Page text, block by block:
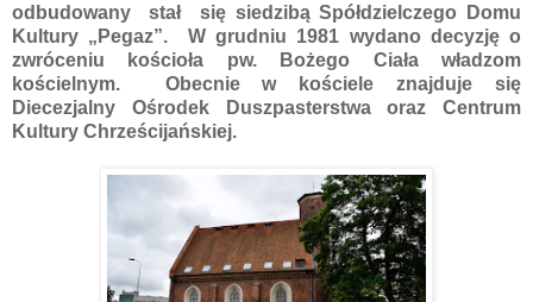
odbudowany stał się siedzibą Spółdzielczego Domu
Kultury „Pegaz”. W grudniu 1981 wydano decyzję o
zwróceniu kościoła pw. Bożego Ciała władzom
kościelnym. Obecnie w kościele znajduje się
Diecezjalny Ośrodek Duszpasterstwa oraz Centrum
Kultury Chrześcijańskiej.